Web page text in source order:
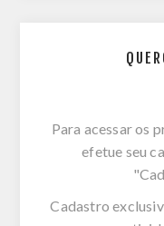
Para acessar os
efetue seu
Cadastro